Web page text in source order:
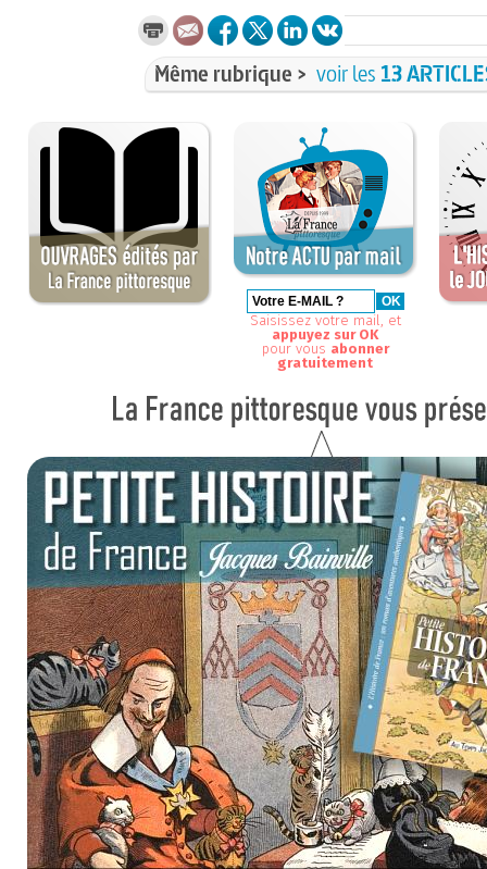
Même rubrique > voir les 13
Saisissez votre mail, et
appuyez sur OK
pour vous abonner
gratuitement